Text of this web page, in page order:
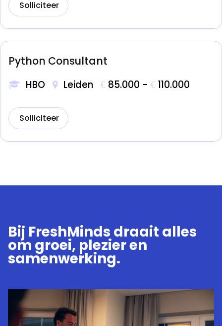
Solliciteer
Python Consultant
HBO Leiden € 85.000 - € 110.000
Solliciteer
Bij FreshMinds draait alles
om groei, plezier en
samenwerking.